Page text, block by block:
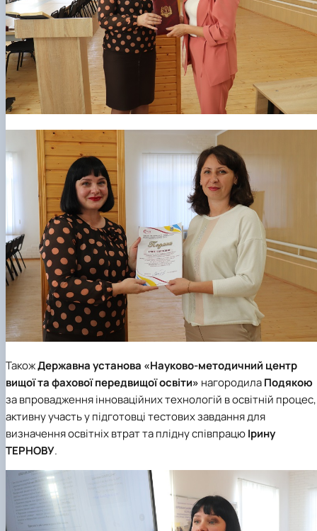
ТакожДержавна установа «Науково-методичний центр
вищої та фахової передвищої освіти» нагородилаПодякою
за впровадження інноваційних технологій в освітній процес,
активну участь у підготовці тестових завдання для
визначення освітніх втрат та плідну співпрацюІрину
ТЕРНОВУ.